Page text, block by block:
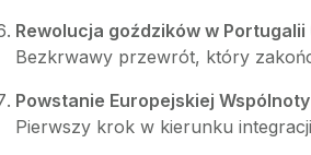
Rewolucja goździków w Portugalii
Bezkrwawy przewrót, który
Powstanie Europejskiej Wspólnoty
Pierwszy krok w kierunku